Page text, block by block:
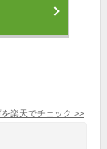
楽天でチェック >>